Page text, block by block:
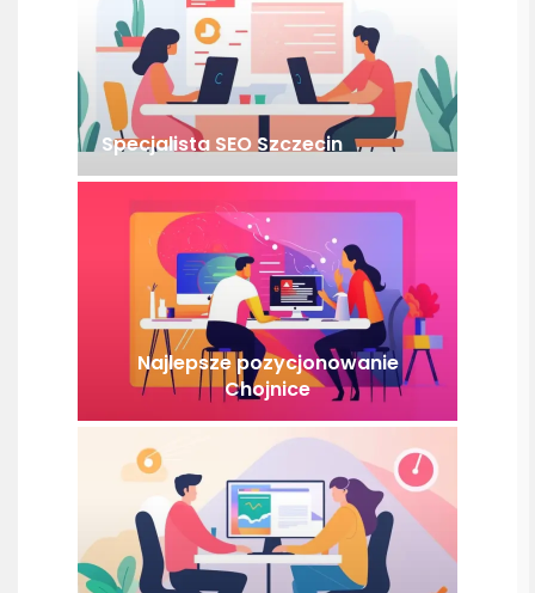
Specjalista SEO Szczecin
Najlepsze pozycjonowanie
Chojnice